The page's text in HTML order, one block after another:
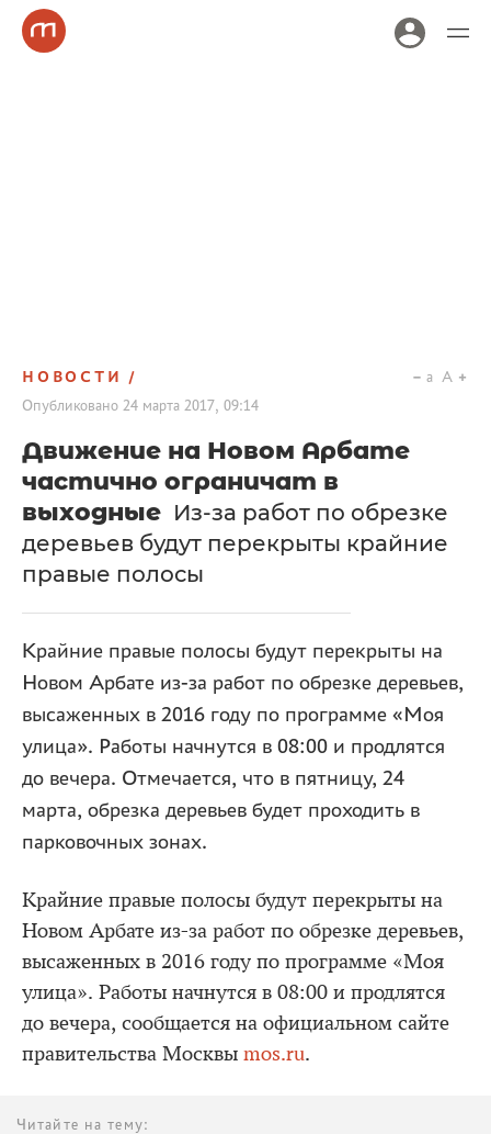
НОВОСТИ
Опубликовано 24 марта 2017, 09:14
a A
Движение на Новом Арбате
частично ограничат в
выходные Из-за работ по обрезке
деревьев будут перекрыты крайние
правые полосы
Крайние правые полосы будут перекрыты на
Новом Арбате из-за работ по обрезке деревьев,
высаженных в 2016 году по программе «Моя
улица». Работы начнутся в 08:00 и продлятся
до вечера. Отмечается, что в пятницу, 24
марта, обрезка деревьев будет проходить в
парковочных зонах.
Крайние правые полосы будут перекрыты на
Новом Арбате из-за работ по обрезке деревьев,
высаженных в 2016 году по программе «Моя
улица». Работы начнутся в 08:00 и продлятся
до вечера, сообщается на официальном сайте
правительства Москвы mos.ru.
Читайте на тему: